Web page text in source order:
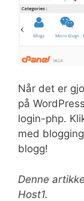
Når det er
på
login-php.
med
blogg!
Denne
Host1.